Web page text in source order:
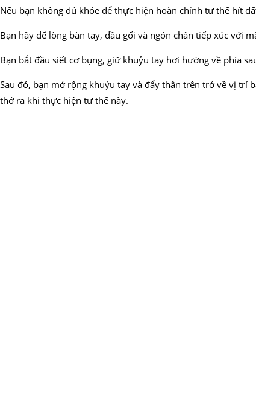
Nếu bạn không đủ khỏe để thực hiện hoàn chỉnh tư thế hít
Bạn hãy để lòng bàn tay, đầu gối và ngón chân tiếp xúc với
Bạn bắt đầu siết cơ bụng, giữ khuỷu tay hơi hướng về phía
Sau đó, bạn mở rộng khuỷu tay và đẩy thân trên trở về vị trí
thở ra khi thực hiện tư thế này.